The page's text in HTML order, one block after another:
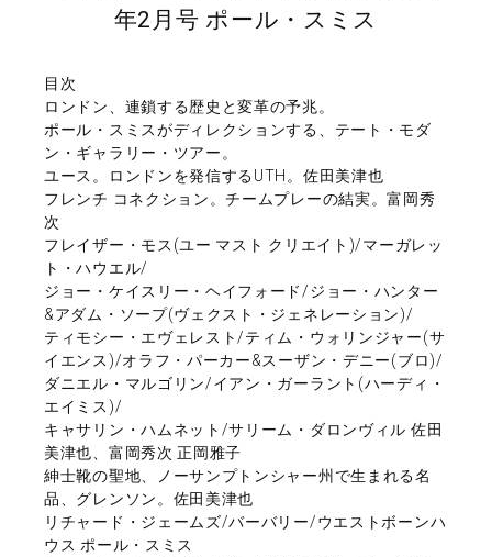
年2月号 ポール・スミス
目次
ロンドン、連鎖する歴史と変革の予兆。
ポール・スミスがディレクションする、テート・モダ
ン・ギャラリー・ツアー。
ユース。ロンドンを発信するUTH。佐田美津也
フレンチ コネクション。チームプレーの結実。富岡秀
次
フレイザー・モス(ユー マスト クリエイト)/マーガレッ
ト・ハウエル/
ジョー・ケイスリー・ヘイフォード/ジョー・ハンター
&アダム・ソープ(ヴェクスト・ジェネレーション)/
ティモシー・エヴェレスト/ティム・ウォリンジャー(サ
イエンス)/オラフ・パーカー&スーザン・デニー(ブロ)/
ダニエル・マルゴリン/イアン・ガーラント(ハーディ・
エイミス)/
キャサリン・ハムネット/サリーム・ダロンヴィル 佐田
美津也、富岡秀次 正岡雅子
紳士靴の聖地、ノーサンプトンシャー州で生まれる名
品、グレンソン。佐田美津也
リチャード・ジェームズ/バーバリー/ウエストボーンハ
ウス ポール・スミス